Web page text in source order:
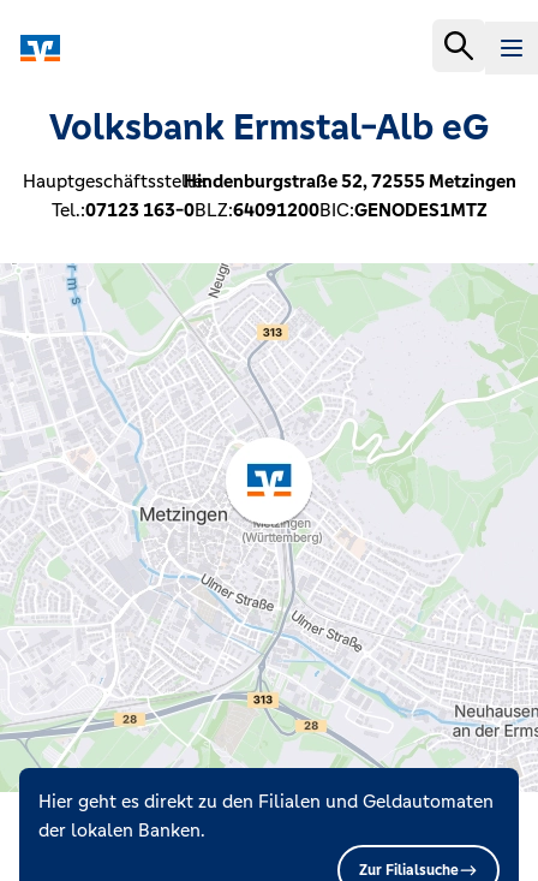
Volksbank Ermstal-Alb eG
Hauptgeschäftsstelle:Hindenburgstraße 52,72555Metzingen
Tel.:07123 163-0BLZ:64091200BIC:GENODES1MTZ
Hier geht es direkt zu den Filialen und Geldautomaten
der lokalen Banken.
Zur Filialsuche